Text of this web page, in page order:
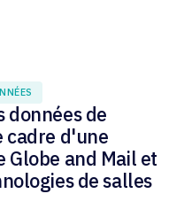
données de
cadre d'une
and Mail et
de salles